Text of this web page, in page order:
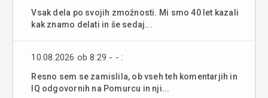
Vsak dela po svojih zmožnosti. Mi smo 40 let kazali
kak znamo delati in še sedaj...
10.08.2026 ob 8:29 - - :
Resno sem se zamislila, ob vseh teh komentarjih in
IQ odgovornih na Pomurcu in nji...